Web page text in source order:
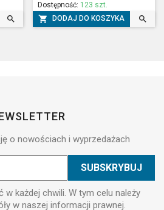

Dostępność: 123 szt.
 DODAJ DO KOSZYKA 
o nowościach i wyprzedażach
w każdej chwili. W tym celu należy
w naszej informacji prawnej.